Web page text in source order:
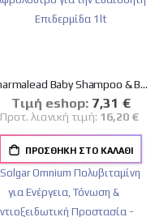
Pharmalead Baby Shampoo & Bath Βρεφικό Σαμπουάν-Αφρόλουτρο για την Ευαίσθητη Επιδερμίδα 1lt
Tιμή eshop: Ειδική
Τιμή
7,31 €
Προτ. λιανική τιμή: 16,20 €
ΠΡΟΣΘΉΚΗ ΣΤΟ ΚΑΛΆΘΙ